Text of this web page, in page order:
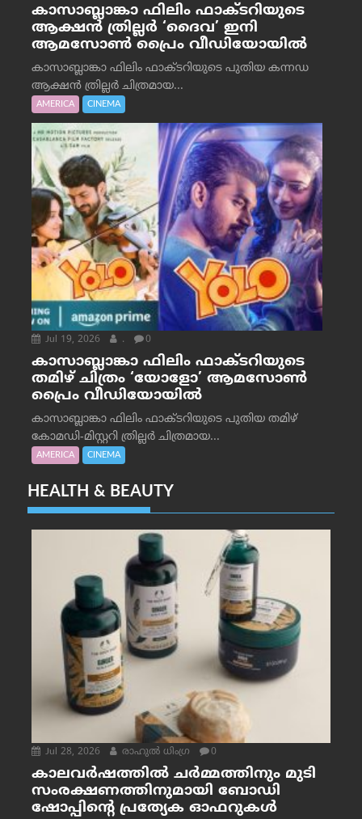
കാസാബ്ലാങ്കാ ഫിലിം ഫാക്ടറിയുടെ
ആക്ഷൻ ത്രില്ലർ ‘ദൈവ’ ഇനി
ആമസോൺ പ്രൈം വീഡിയോയിൽ
കാസാബ്ലാങ്കാ ഫിലിം ഫാക്ടറിയുടെ പുതിയ കന്നഡ
ആക്ഷൻ ത്രില്ലർ ചിത്രമായ...
AMERICA CINEMA
Jul 19, 2026 . 0
കാസാബ്ലാങ്കാ ഫിലിം ഫാക്ടറിയുടെ
തമിഴ് ചിത്രം ‘യോളോ’ ആമസോൺ
പ്രൈം വീഡിയോയിൽ
കാസാബ്ലാങ്കാ ഫിലിം ഫാക്ടറിയുടെ പുതിയ തമിഴ്
കോമഡി-മിസ്റ്ററി ത്രില്ലർ ചിത്രമായ...
AMERICA CINEMA
HEALTH & BEAUTY
Jul 28, 2026 രാഹുല്‍ ധിംഗ്ര 0
കാലവർഷത്തിൽ ചർമ്മത്തിനും മുടി
സംരക്ഷണത്തിനുമായി ബോഡി
ഷോപ്പിന്റെ പ്രത്യേക ഓഫറുകൾ